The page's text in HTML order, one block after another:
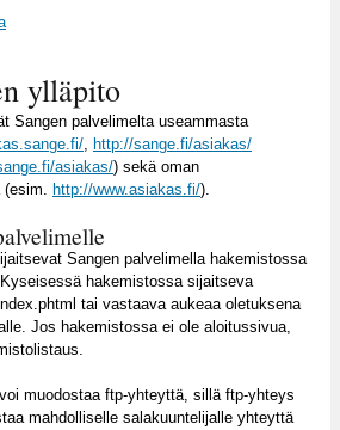
ylläpito
Sangen palvelimelta useammasta
, http://sange.fi/asiakas/
asiakas/) sekä oman
(esim. http://www.asiakas.fi/).
Sangen palvelimella hakemistossa
hakemistossa sijaitseva
tai vastaava aukeaa oletuksena
Jos hakemistossa ei ole aloitussivua,
muodostaa ftp-yhteyttä, sillä ftp-yhteys
mahdolliselle salakuuntelijalle yhteyttä